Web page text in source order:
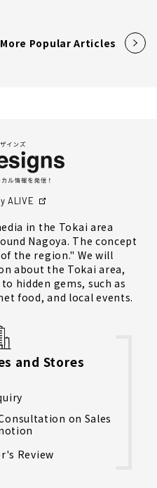
Popular Articles
ALIVE
in the Tokai area
Nagoya. The concept
the region." We will
about the Tokai area,
hidden gems, such as
food, and local events.
and Stores
on Sales
Review